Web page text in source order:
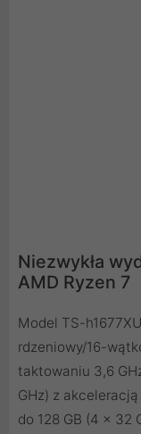
Niezwykła
AMD Ryzen 7
Model TS-
rdzeniowy/16-
taktowaniu 3,6
GHz) z
do 128 GB (4 x 32